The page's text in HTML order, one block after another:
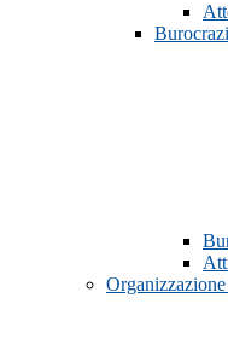
Organizzazione